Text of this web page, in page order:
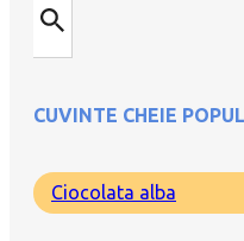
CUVINTE CHEIE
Ciocolata alba